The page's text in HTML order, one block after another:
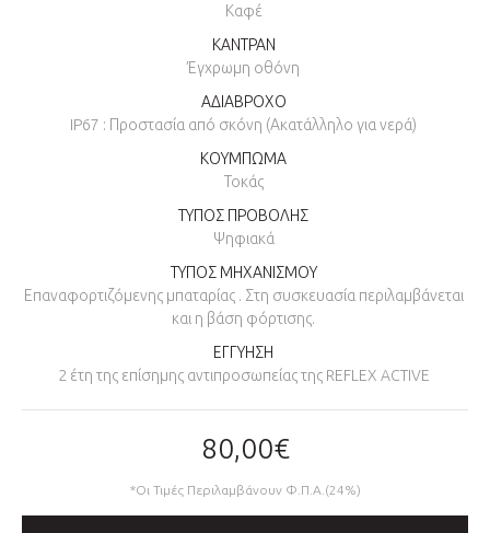
Καφέ
ΚΑΝΤΡΑΝ
Έγχρωμη οθόνη
ΑΔΙΑΒΡΟΧΟ
IP67 : Προστασία από σκόνη (Ακατάλληλο για νερά)
ΚΟΥΜΠΩΜΑ
Τοκάς
ΤΥΠΟΣ ΠΡΟΒΟΛΗΣ
Ψηφιακά
ΤΥΠΟΣ ΜΗΧΑΝΙΣΜΟΥ
Επαναφορτιζόμενης μπαταρίας . Στη συσκευασία περιλαμβάνεται
και η βάση φόρτισης.
ΕΓΓΥΗΣΗ
2 έτη της επίσημης αντιπροσωπείας της REFLEX ACTIVE
80,00€
*Οι Τιμές Περιλαμβάνουν Φ.Π.Α.(24%)